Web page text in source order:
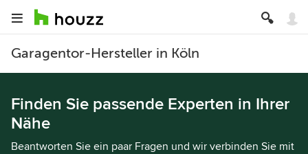
Garagentor-Hersteller in Köln
Finden Sie passende Experten in Ihrer
Nähe
Beantworten Sie ein paar Fragen und wir verbinden Sie mit